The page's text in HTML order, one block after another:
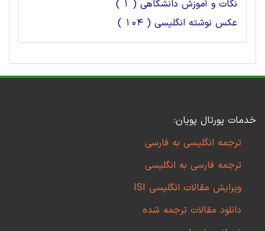
نکات و آموزش دانشگاهی ( 1 )
عکس نوشته انگلیسی ( 104 )
خدمات پورتال پویان:
ترجمه انگلیسی به فارسی
ترجمه فارسی به انگلیسی
ویرایش مقالات انگلیسی ISI
دانلود مقالات ترجمه شده